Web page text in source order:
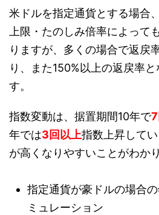
米ドルを指定通貨とする場合
上限・たのしみ倍率によって
りますが、多くの場合で返戻
り、また150%以上の返戻率
す。
指数変動は、据置期間10年で
年では3回以上指数上昇して
が高くなりやすいことがわか
指定通貨が豪ドルの場合
ミュレーション